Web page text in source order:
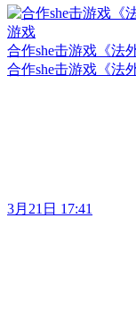
合作she击游戏《法
合作she击游戏《法
3月21日 17:41